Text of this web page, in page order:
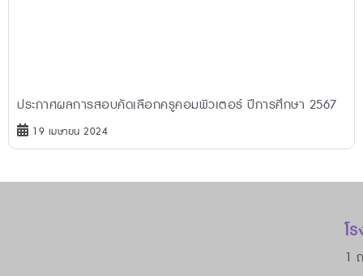
ประกาศผลการสอบคัดเลือกครูคอมพิวเตอร์ ปีการศึกษา 2567
19 เมษายน 2024
โ
1